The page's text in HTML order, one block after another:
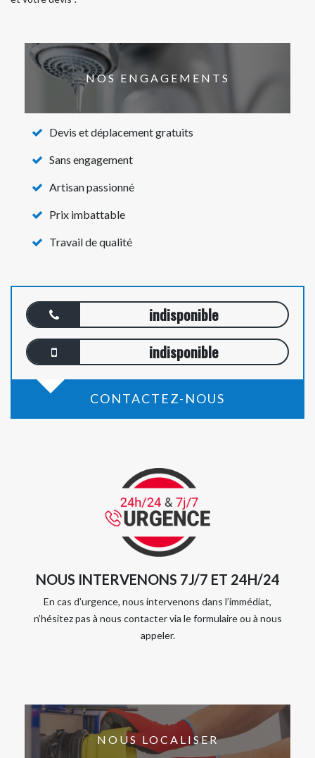
NOS ENGAGEMENTS
Devis et déplacement gratuits
Sans engagement
Artisan passionné
Prix imbattable
Travail de qualité
indisponible
indisponible
CONTACTEZ-NOUS
NOUS INTERVENONS 7J/7 ET 24H/24
En cas d’urgence, nous intervenons dans l’immédiat,
n’hésitez pas à nous contacter via le formulaire ou à nous
appeler.
NOUS LOCALISER